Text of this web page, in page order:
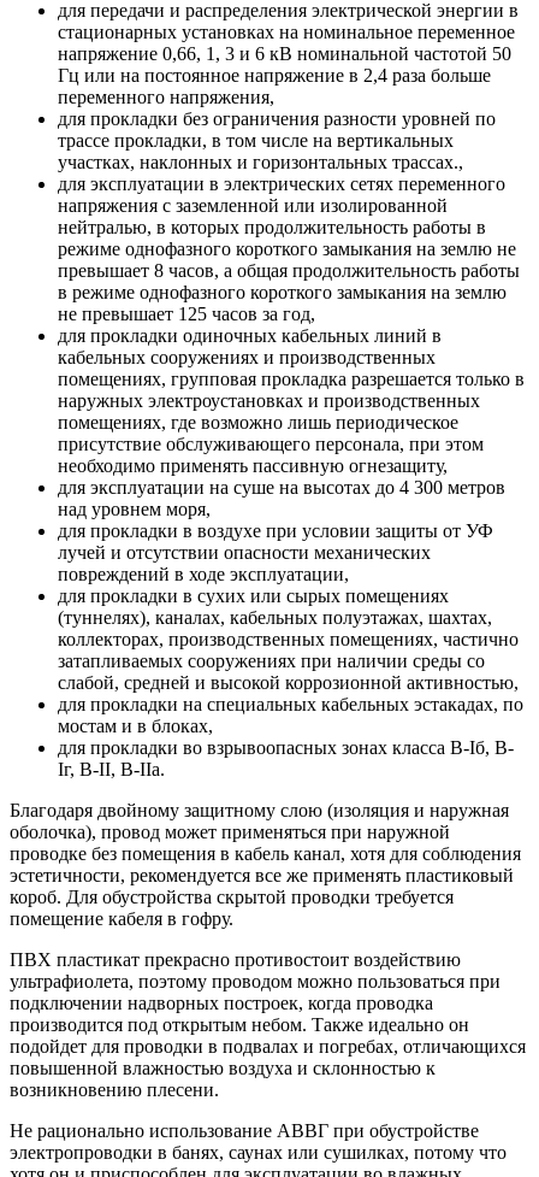
для передачи и распределения электрической энергии в
стационарных установках на номинальное переменное
напряжение 0,66, 1, 3 и 6 кВ номинальной частотой 50
Гц или на постоянное напряжение в 2,4 раза больше
переменного напряжения,
для прокладки без ограничения разности уровней по
трассе прокладки, в том числе на вертикальных
участках, наклонных и горизонтальных трассах.,
для эксплуатации в электрических сетях переменного
напряжения с заземленной или изолированной
нейтралью, в которых продолжительность работы в
режиме однофазного короткого замыкания на землю не
превышает 8 часов, а общая продолжительность работы
в режиме однофазного короткого замыкания на землю
не превышает 125 часов за год,
для прокладки одиночных кабельных линий в
кабельных сооружениях и производственных
помещениях, групповая прокладка разрешается только в
наружных электроустановках и производственных
помещениях, где возможно лишь периодическое
присутствие обслуживающего персонала, при этом
необходимо применять пассивную огнезащиту,
для эксплуатации на суше на высотах до 4 300 метров
над уровнем моря,
для прокладки в воздухе при условии защиты от УФ
лучей и отсутствии опасности механических
повреждений в ходе эксплуатации,
для прокладки в сухих или сырых помещениях
(туннелях), каналах, кабельных полуэтажах, шахтах,
коллекторах, производственных помещениях, частично
затапливаемых сооружениях при наличии среды со
слабой, средней и высокой коррозионной активностью,
для прокладки на специальных кабельных эстакадах, по
мостам и в блоках,
для прокладки во взрывоопасных зонах класса B-Iб, B-
Iг, В-II, В-IIа.
Благодаря двойному защитному слою (изоляция и наружная
оболочка), провод может применяться при наружной
проводке без помещения в кабель канал, хотя для соблюдения
эстетичности, рекомендуется все же применять пластиковый
короб. Для обустройства скрытой проводки требуется
помещение кабеля в гофру.
ПВХ пластикат прекрасно противостоит воздействию
ультрафиолета, поэтому проводом можно пользоваться при
подключении надворных построек, когда проводка
производится под открытым небом. Также идеально он
подойдет для проводки в подвалах и погребах, отличающихся
повышенной влажностью воздуха и склонностью к
возникновению плесени.
Не рационально использование АВВГ при обустройстве
электропроводки в банях, саунах или сушилках, потому что